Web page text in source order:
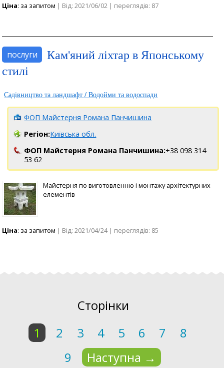
Ціна: за запитом | Від: 2021/06/02 | переглядів: 87
послуги
Кам'яний ліхтар в Японському
стилі
Садівництво та ландшафт / Водойми та водоспади
ФОП Майстерня Романа Панчишина
Регіон:Київська обл.
ФОП Майстерня Романа Панчишина:+38 098 314
53 62
Майстерня по виготовленню і монтажу архітектурних
елементів
Ціна: за запитом | Від: 2021/04/24 | переглядів: 85
Сторінки
1
2 3 4 5 6 7
8
9
Наступна →